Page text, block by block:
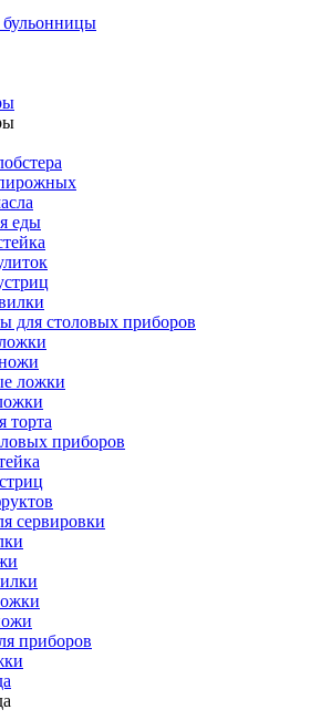
еды
для столовых приборов
ложки
торта
приборов
сервировки
приборов